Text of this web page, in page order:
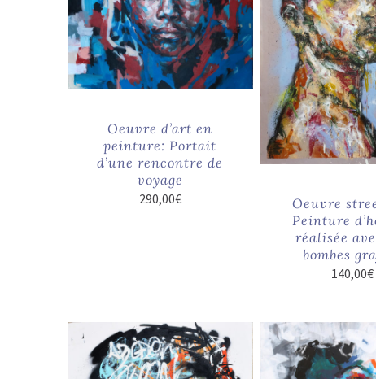
Oeuvre d’art en
peinture: Portait
d’une rencontre de
voyage
290,00€
Oeuvre
Peinture
réalisée
bombes
140,00€